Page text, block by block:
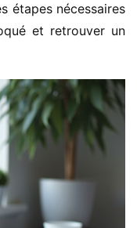
étapes nécessaires
et retrouver un